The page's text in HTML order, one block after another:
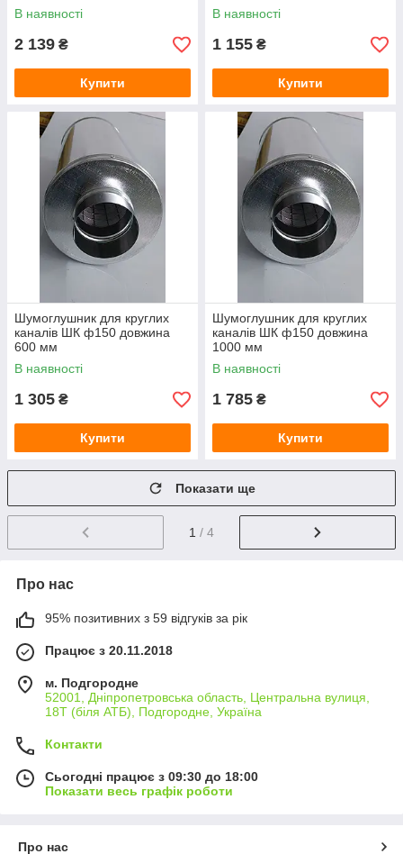
В наявності
2 139 ₴
Купити
В наявності
1 155 ₴
Купити
Шумоглушник для круглих
каналів ШК ф150 довжина
600 мм
В наявності
1 305 ₴
Купити
Шумоглушник для круглих
каналів ШК ф150 довжина
1000 мм
В наявності
1 785 ₴
Купити
Показати ще
1 / 4
Про нас
95% позитивних з 59 відгуків за рік
Працює з 20.11.2018
м. Подгородне
52001, Дніпропетровська область, Центральна вулиця,
18Т (біля АТБ), Подгородне, Україна
Контакти
Сьогодні працює з 09:30 до 18:00
Показати весь графік роботи
Про нас